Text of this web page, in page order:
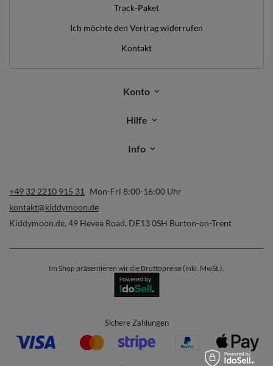
Track-Paket
Ich möchte den Vertrag widerrufen
Kontakt
Konto
Hilfe
Info
+49 32 2210 915 31
Mon-Fri 8:00-16:00 Uhr
kontakt@kiddymoon.de
Kiddymoon.de, 49 Hevea Road, DE13 0SH Burton-on-Trent
Im Shop präsentieren wir die Bruttopreise (inkl. MwSt.).
Sichere Zahlungen